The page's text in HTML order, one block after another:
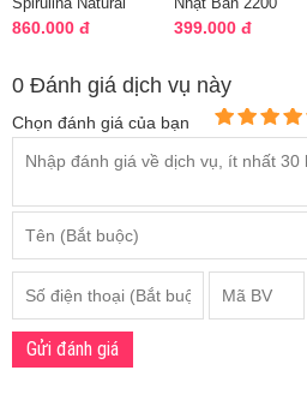
Earthrise - 360 Viên
860.000 đ
Viên -Đẹp Da, Cân
399.000 đ
0 Đánh giá dịch vụ này
Chọn đánh giá của bạn
Gửi đánh giá